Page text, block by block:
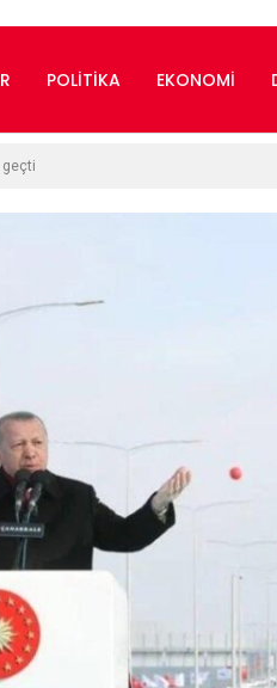
POLITIKA EKONOMI
geçti